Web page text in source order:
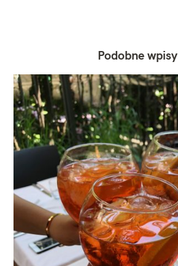
Podobne wpisy